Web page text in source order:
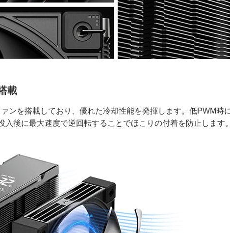
載
ンを搭載しており、優れた冷却性能を発揮します。低PWM時
入後に最大速度で逆回転することでほこりの付着を防止します